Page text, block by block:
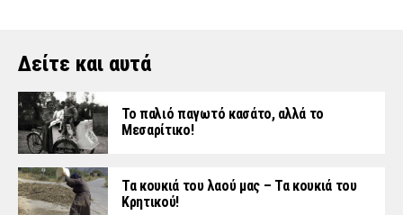
Δείτε και αυτά
Το παλιό παγωτό κασάτο, αλλά το
Μεσαρίτικο!
Τα κουκιά του λαού μας – Τα κουκιά του
Κρητικού!